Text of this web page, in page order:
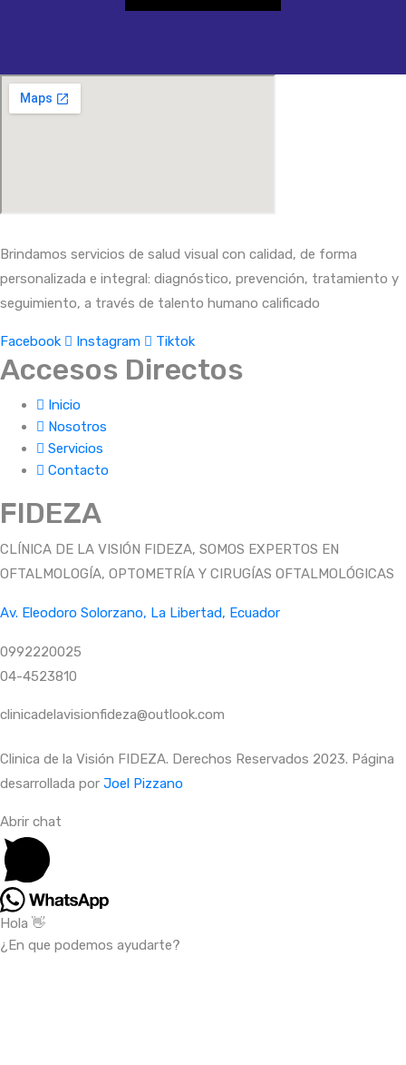
Brindamos servicios de salud visual con calidad, de forma
personalizada e integral: diagnóstico, prevención, tratamiento y
seguimiento, a través de talento humano calificado
Facebook Instagram Tiktok
Accesos Directos
Inicio
Nosotros
Servicios
Contacto
FIDEZA
CLÍNICA DE LA VISIÓN FIDEZA, SOMOS EXPERTOS EN
OFTALMOLOGÍA, OPTOMETRÍA Y CIRUGÍAS OFTALMOLÓGICAS
Av. Eleodoro Solorzano, La Libertad, Ecuador
0992220025
04-4523810
clinicadelavisionfideza@outlook.com
Clinica de la Visión FIDEZA. Derechos Reservados 2023. Página
desarrollada por Joel Pizzano
Abrir chat
Hola 👋
¿En que podemos ayudarte?